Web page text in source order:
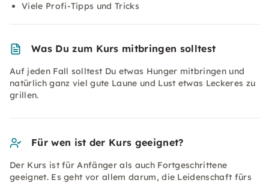
Viele Profi-Tipps und Tricks
Was Du zum Kurs mitbringen solltest
Auf jeden Fall solltest Du etwas Hunger mitbringen und
natürlich ganz viel gute Laune und Lust etwas Leckeres zu
grillen.
Für wen ist der Kurs geeignet?
Der Kurs ist für Anfänger als auch Fortgeschrittene
geeignet. Es geht vor allem darum, die Leidenschaft fürs